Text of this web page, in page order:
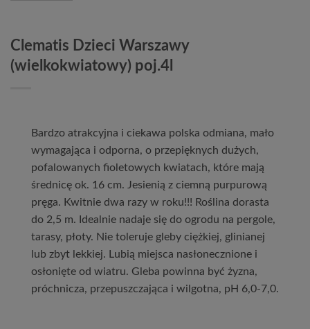
Clematis Dzieci Warszawy
(wielkokwiatowy) poj.4l
Bardzo atrakcyjna i ciekawa polska odmiana, mało
wymagająca i odporna, o przepięknych dużych,
pofalowanych fioletowych kwiatach, które mają
średnicę ok. 16 cm. Jesienią z ciemną purpurową
pręga. Kwitnie dwa razy w roku!!! Roślina dorasta
do 2,5 m. Idealnie nadaje się do ogrodu na pergole,
tarasy, płoty. Nie toleruje gleby ciężkiej, glinianej
lub zbyt lekkiej. Lubią miejsca nasłonecznione i
osłonięte od wiatru. Gleba powinna być żyzna,
próchnicza, przepuszczająca i wilgotna, pH 6,0-7,0.